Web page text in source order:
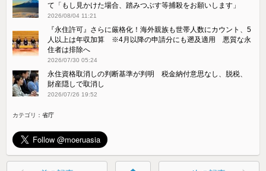
て「もし見かけた場合、踏みつぶす等捕殺をお願いします」
2026/08/04 11:21
『永住許可』さらに厳格化！海外親族も世帯人数にカウント、5
人以上は年収加算 ※4月以降の申請分にも遡及適用 悪質な永
住者は排除へ
2026/07/30 05:24
永住資格取消しの判断基準が判明 税金納付意思なし、脱税、
財産隠しで取消し
2026/07/26 19:52
カテゴリ：省庁